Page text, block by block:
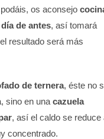
os aconsejo
de antes, así tomará
resultado será más
de ternera, éste no
sino en unacazuela
, así el caldo se reduce
concentrado.